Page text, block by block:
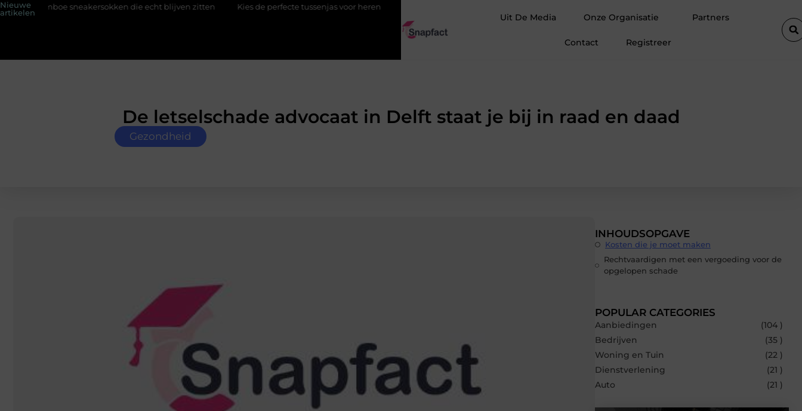
Nieuwe
artikelen
die echt blijven zitten Kies de perfecte tussenjas voor heren 123theorie: Slim je theorie halen zonder eindeloos blokken
Uit De Media Onze Organisatie Partners
Contact Registreer
De letselschade advocaat in Delft staat je bij in raad en daad
Gezondheid
INHOUDSOPGAVE
Kosten die je moet maken
Rechtvaardigen met een vergoeding voor de
opgelopen schade
POPULAR CATEGORIES
Aanbiedingen
(104 )
Bedrijven
(35 )
Woning en Tuin
(22 )
Dienstverlening
(21 )
Auto
(21 )